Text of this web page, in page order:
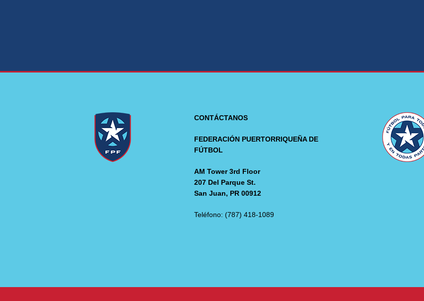
CONTÁCTANOS
FEDERACIÓN PUERTORRIQUEÑA DE
FÚTBOL
AM Tower 3rd Floor
207 Del Parque St.
San Juan, PR 00912
Teléfono: (787) 418-1089